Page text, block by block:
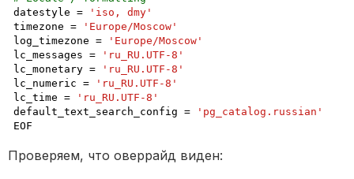
datestyle =
'iso, dmy'
timezone =
'Europe/Moscow'
log_timezone =
'Europe/Moscow'
lc_messages =
'ru_RU.UTF-8'
lc_monetary =
'ru_RU.UTF-8'
lc_numeric =
'ru_RU.UTF-8'
lc_time =
'ru_RU.UTF-8'
default_text_search_config =
'pg_catalog.russian'
EOF
Проверяем, что оверрайд виден: